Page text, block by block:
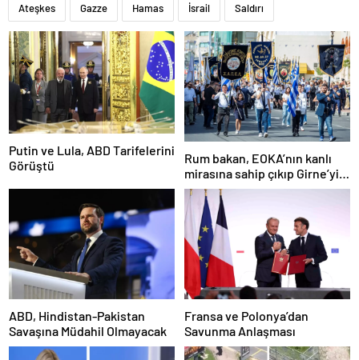
Ateşkes Gazze Hamas İsrail Saldırı
Putin ve Lula, ABD Tarifelerini
Görüştü
Rum bakan, EOKA’nın kanlı
mirasına sahip çıkıp Girne’yi
hedef gösterdi
ABD, Hindistan-Pakistan
Savaşına Müdahil Olmayacak
Fransa ve Polonya’dan
Savunma Anlaşması